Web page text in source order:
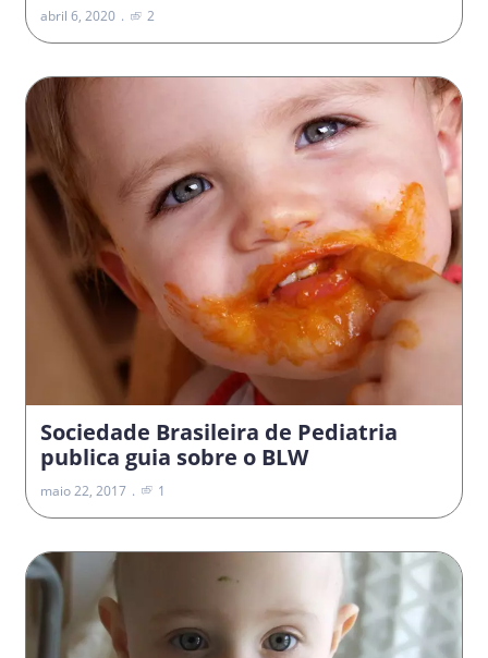
abril 6, 2020 2
Sociedade Brasileira de Pediatria
publica guia sobre o BLW
maio 22, 2017 1